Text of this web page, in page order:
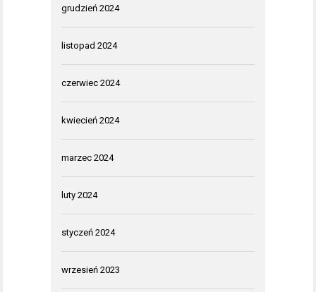
grudzień 2024
listopad 2024
czerwiec 2024
kwiecień 2024
marzec 2024
luty 2024
styczeń 2024
wrzesień 2023